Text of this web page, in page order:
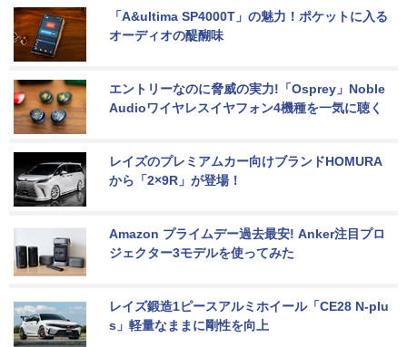
「A&ultima SP4000T」の魅力！ポケットに入る
オーディオの醍醐味
エントリーなのに脅威の実力!「Osprey」Noble
Audioワイヤレスイヤフォン4機種を一気に聴く
レイズのプレミアムカー向けブランドHOMURA
から「2×9R」が登場！
Amazon プライムデー過去最安! Anker注目プロ
ジェクター3モデルを使ってみた
レイズ鍛造1ピースアルミホイール「CE28 N-plu
s」軽量なままに剛性を向上